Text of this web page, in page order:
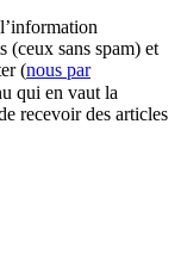
(ceux sans spam) et
(nous par
qui en vaut la
recevoir des articles